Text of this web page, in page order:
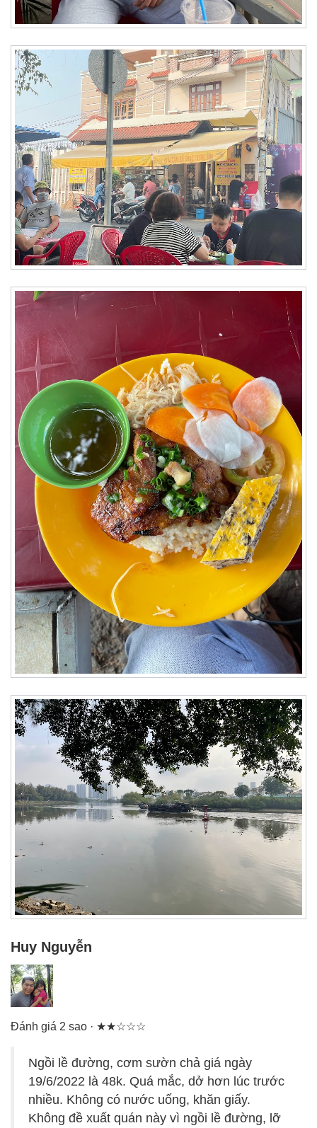
Huy Nguyễn
Đánh giá 2 sao · ★★☆☆☆
Ngồi lề đường, cơm sườn chả giá ngày
19/6/2022 là 48k. Quá mắc, dở hơn lúc trước
nhiều. Không có nước uống, khăn giấy.
Không đề xuất quán này vì ngồi lề đường, lỡ